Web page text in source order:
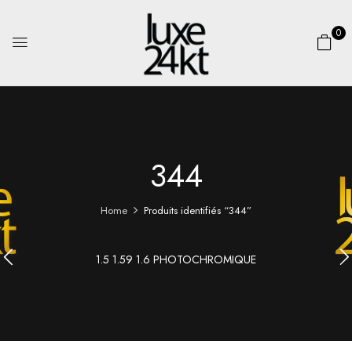
0
344
Home Produits identifiés “344”
1.5 1.59 1.6 PHOTOCHROMIQUE